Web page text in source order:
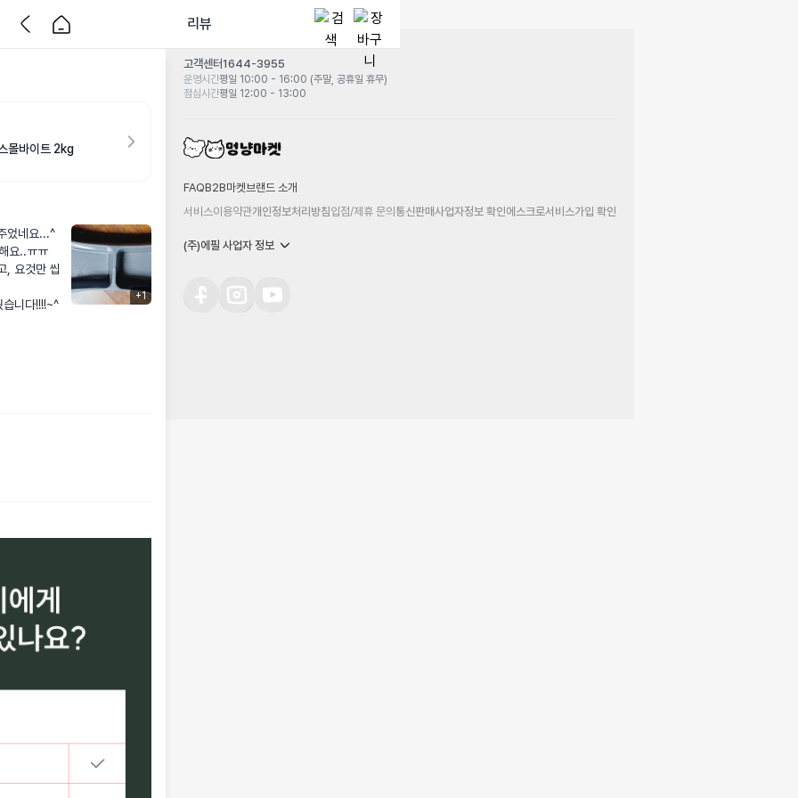
리뷰
몰바이트 2kg
+1
었네요...^
요..ㅠㅠ
, 요것만 씹
니다!!!!~^
고객센터1644-3955
운영시간평일 10:00 - 16:00 (주말, 공휴일 휴무)
점심시간평일 12:00 - 13:00
FAQB2B마켓 브랜드 소개
서비스이용약관개인정보처리방침입점/제휴 문의통신판매사업자정보 확인에스크로서비스가입 확인
(주)에필 사업자 정보